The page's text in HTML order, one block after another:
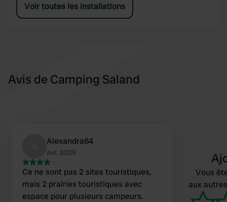
Voir toutes les installations
Avis de Camping Saland
Alexandra64
avr. 2025
Ce ne sont pas 2 sites touristiques,
mais 2 prairies touristiques avec
espace pour plusieurs campeurs.
Vous
aux